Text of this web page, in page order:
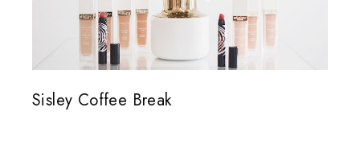
Sisley Coffee Break